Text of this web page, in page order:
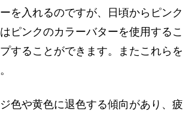
を入れるのですが、日頃からピンク
ピンクのカラーバターを使用するこ
することができます。またこれらを
色や黄色に退色する傾向があり、疲